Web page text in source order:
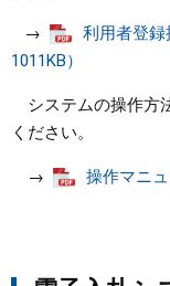
→​
利用者登録
1011KB）
システムの操作方
ください。​
→ 操作マニュ